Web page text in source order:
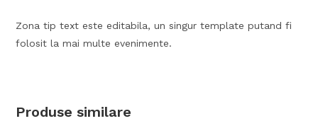
Zona tip text este editabila, un singur template putand fi
folosit la mai multe evenimente.
Produse similare